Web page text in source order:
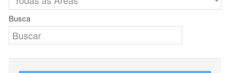
Busca